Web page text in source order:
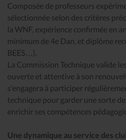
Composée de professeurs
sélectionnée selon des critères
la WNF, expérience confirmée en
minimum de 4e Dan, et diplôme
BEES…).
La Commission Technique valide
ouverte et attentive à son
s'engagera à participer
technique pour garder une sorte
enrichir ses compétences
Une dynamique au service des